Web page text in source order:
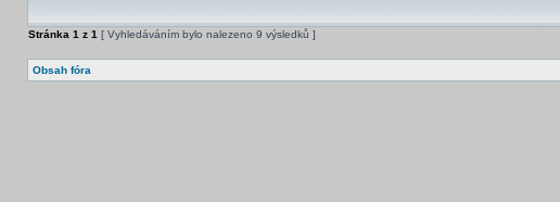
Stránka 1 z 1 [ Vyhledáváním bylo nalezeno 9 výsledků ]
Obsah fóra